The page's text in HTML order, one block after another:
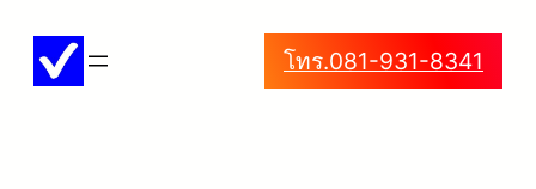
โทร.081-931-8341